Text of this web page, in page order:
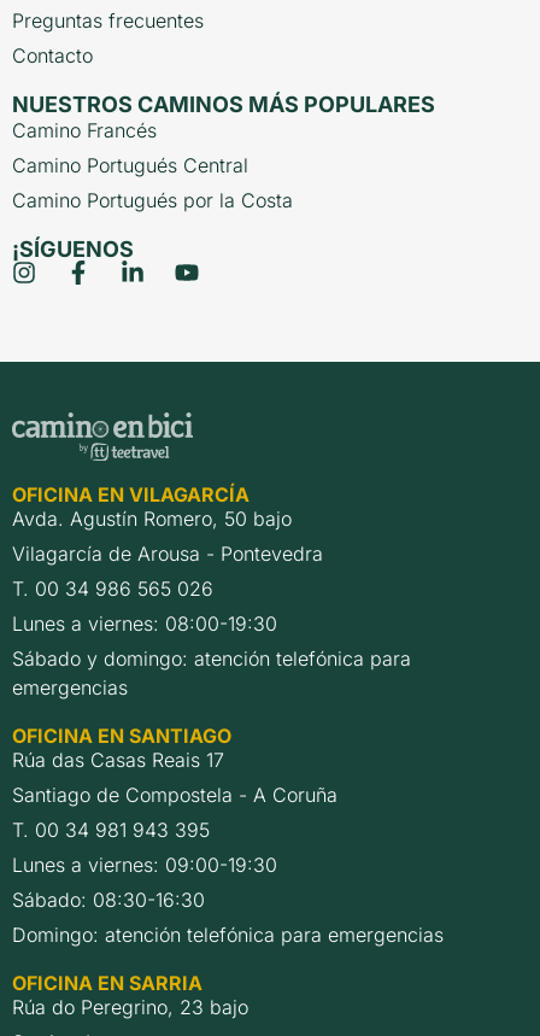
Preguntas frecuentes
Contacto
NUESTROS CAMINOS MÁS POPULARES
Camino Francés
Camino Portugués Central
Camino Portugués por la Costa
¡SÍGUENOS
OFICINA EN VILAGARCÍA
Avda. Agustín Romero, 50 bajo
Vilagarcía de Arousa - Pontevedra
T. 00 34 986 565 026
Lunes a viernes: 08:00-19:30
Sábado y domingo: atención telefónica para
emergencias
OFICINA EN SANTIAGO
Rúa das Casas Reais 17
Santiago de Compostela - A Coruña
T. 00 34 981 943 395
Lunes a viernes: 09:00-19:30
Sábado: 08:30-16:30
Domingo: atención telefónica para emergencias
OFICINA EN SARRIA
Rúa do Peregrino, 23 bajo